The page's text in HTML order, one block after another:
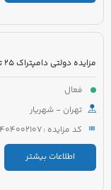
مزایده دولتی دامپتراک 25 تنی بلاز مدل 2008
فعال
تهران - شهریار
کد مزایده : 5421400404002107
اطلاعات بیشتر